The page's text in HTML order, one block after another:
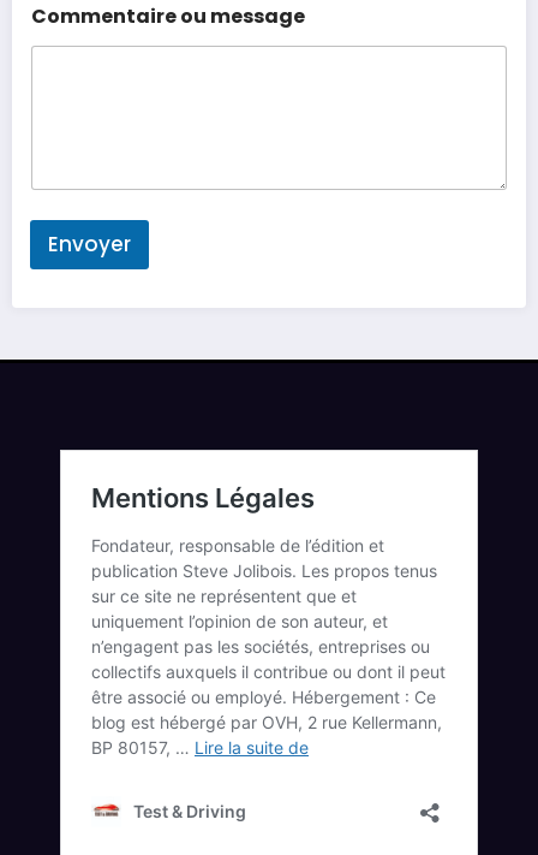
Commentaire ou message
Envoyer